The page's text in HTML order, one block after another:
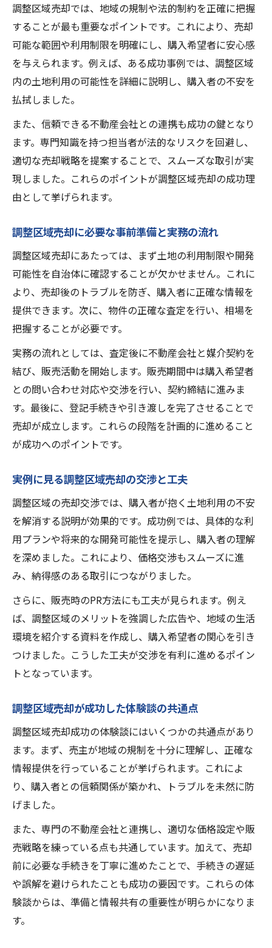
調整区域売却の工夫と一戸建て売却体験談
売却体験談に学ぶ調整区域売却のポイント
調整区域売却で役立つ実践的な戦略とは何
か
築年数が引き立つ調整区域売却の工夫
築年数を強みに変える調整区域売却の方法
築浅・築古ごとに異なる調整区域売却の工
夫
調整区域売却で築年数を活かすアプローチ
築年数別に見る調整区域売却の成功ポイン
調整区域売却で築年数を魅力に変える秘訣
住み替えを見据えた一戸建て売却の実践法
住み替え前提の調整区域売却戦略のポイン
ト
調整区域売却と住み替えを両立させるコツ
用
調整区域売却時の住み替え計画の立て方
売却体験談で学ぶ住み替え成功の流れ
失敗しないための調整区域売却ポイント解説
失敗回避のための調整区域売却ポイント総
調整区域売却で注意したい落とし穴と対策
法
体験談で分かる調整区域売却の失敗事例と
教訓
調整区域売却におけるリスク管理と成功術
調整区域売却を円滑に進めるための心得
戸建て売却時の不安を乗り越える方法とは
調整区域売却で感じる不安の正体と対処法
戸建て売却時の不安を解消する調整区域売
却体験談
調整区域売却で後悔しないための心構え
調整区域売却時に役立つサポート活用術
調整区域売却では、地域の規制や法的制約を正確に把握
することが最も重要なポイントです。これにより、売却
可能な範囲や利用制限を明確にし、購入希望者に安心感
を与えられます。例えば、ある成功事例では、調整区域
内の土地利用の可能性を詳細に説明し、購入者の不安を
払拭しました。
また、信頼できる不動産会社との連携も成功の鍵となり
ます。専門知識を持つ担当者が法的なリスクを回避し、
適切な売却戦略を提案することで、スムーズな取引が実
現しました。これらのポイントが調整区域売却の成功理
由として挙げられます。
調整区域売却に必要な事前準備と実務の流れ
調整区域売却にあたっては、まず土地の利用制限や開発
可能性を自治体に確認することが欠かせません。これに
より、売却後のトラブルを防ぎ、購入者に正確な情報を
提供できます。次に、物件の正確な査定を行い、相場を
把握することが必要です。
実務の流れとしては、査定後に不動産会社と媒介契約を
結び、販売活動を開始します。販売期間中は購入希望者
との問い合わせ対応や交渉を行い、契約締結に進みま
す。最後に、登記手続きや引き渡しを完了させることで
売却が成立します。これらの段階を計画的に進めること
が成功へのポイントです。
実例に見る調整区域売却の交渉と工夫
調整区域の売却交渉では、購入者が抱く土地利用の不安
を解消する説明が効果的です。成功例では、具体的な利
用プランや将来的な開発可能性を提示し、購入者の理解
を深めました。これにより、価格交渉もスムーズに進
み、納得感のある取引につながりました。
さらに、販売時のPR方法にも工夫が見られます。例え
ば、調整区域のメリットを強調した広告や、地域の生活
環境を紹介する資料を作成し、購入希望者の関心を引き
つけました。こうした工夫が交渉を有利に進めるポイン
トとなっています。
調整区域売却が成功した体験談の共通点
調整区域売却成功の体験談にはいくつかの共通点があり
ます。まず、売主が地域の規制を十分に理解し、正確な
情報提供を行っていることが挙げられます。これによ
り、購入者との信頼関係が築かれ、トラブルを未然に防
げました。
また、専門の不動産会社と連携し、適切な価格設定や販
売戦略を練っている点も共通しています。加えて、売却
前に必要な手続きを丁寧に進めたことで、手続きの遅延
や誤解を避けられたことも成功の要因です。これらの体
験談からは、準備と情報共有の重要性が明らかになりま
す。